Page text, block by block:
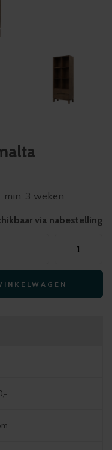
min. 3 weken
via nabestelling
CANZO
malta
aantal